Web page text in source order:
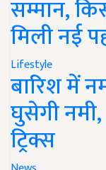
सम्मान,
मिली नई
Lifestyle
बारिश में
घुसेगी
ट्रिक्स